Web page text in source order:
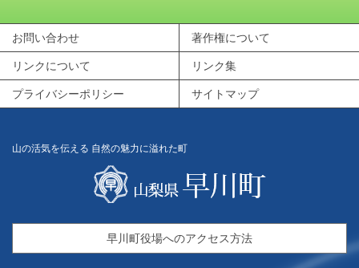
お問い合わせ 著作権について
リンクについて リンク集
プライバシーポリシー サイトマップ
山の活気を伝える 自然の魅力に溢れた町
早川町役場へのアクセス方法